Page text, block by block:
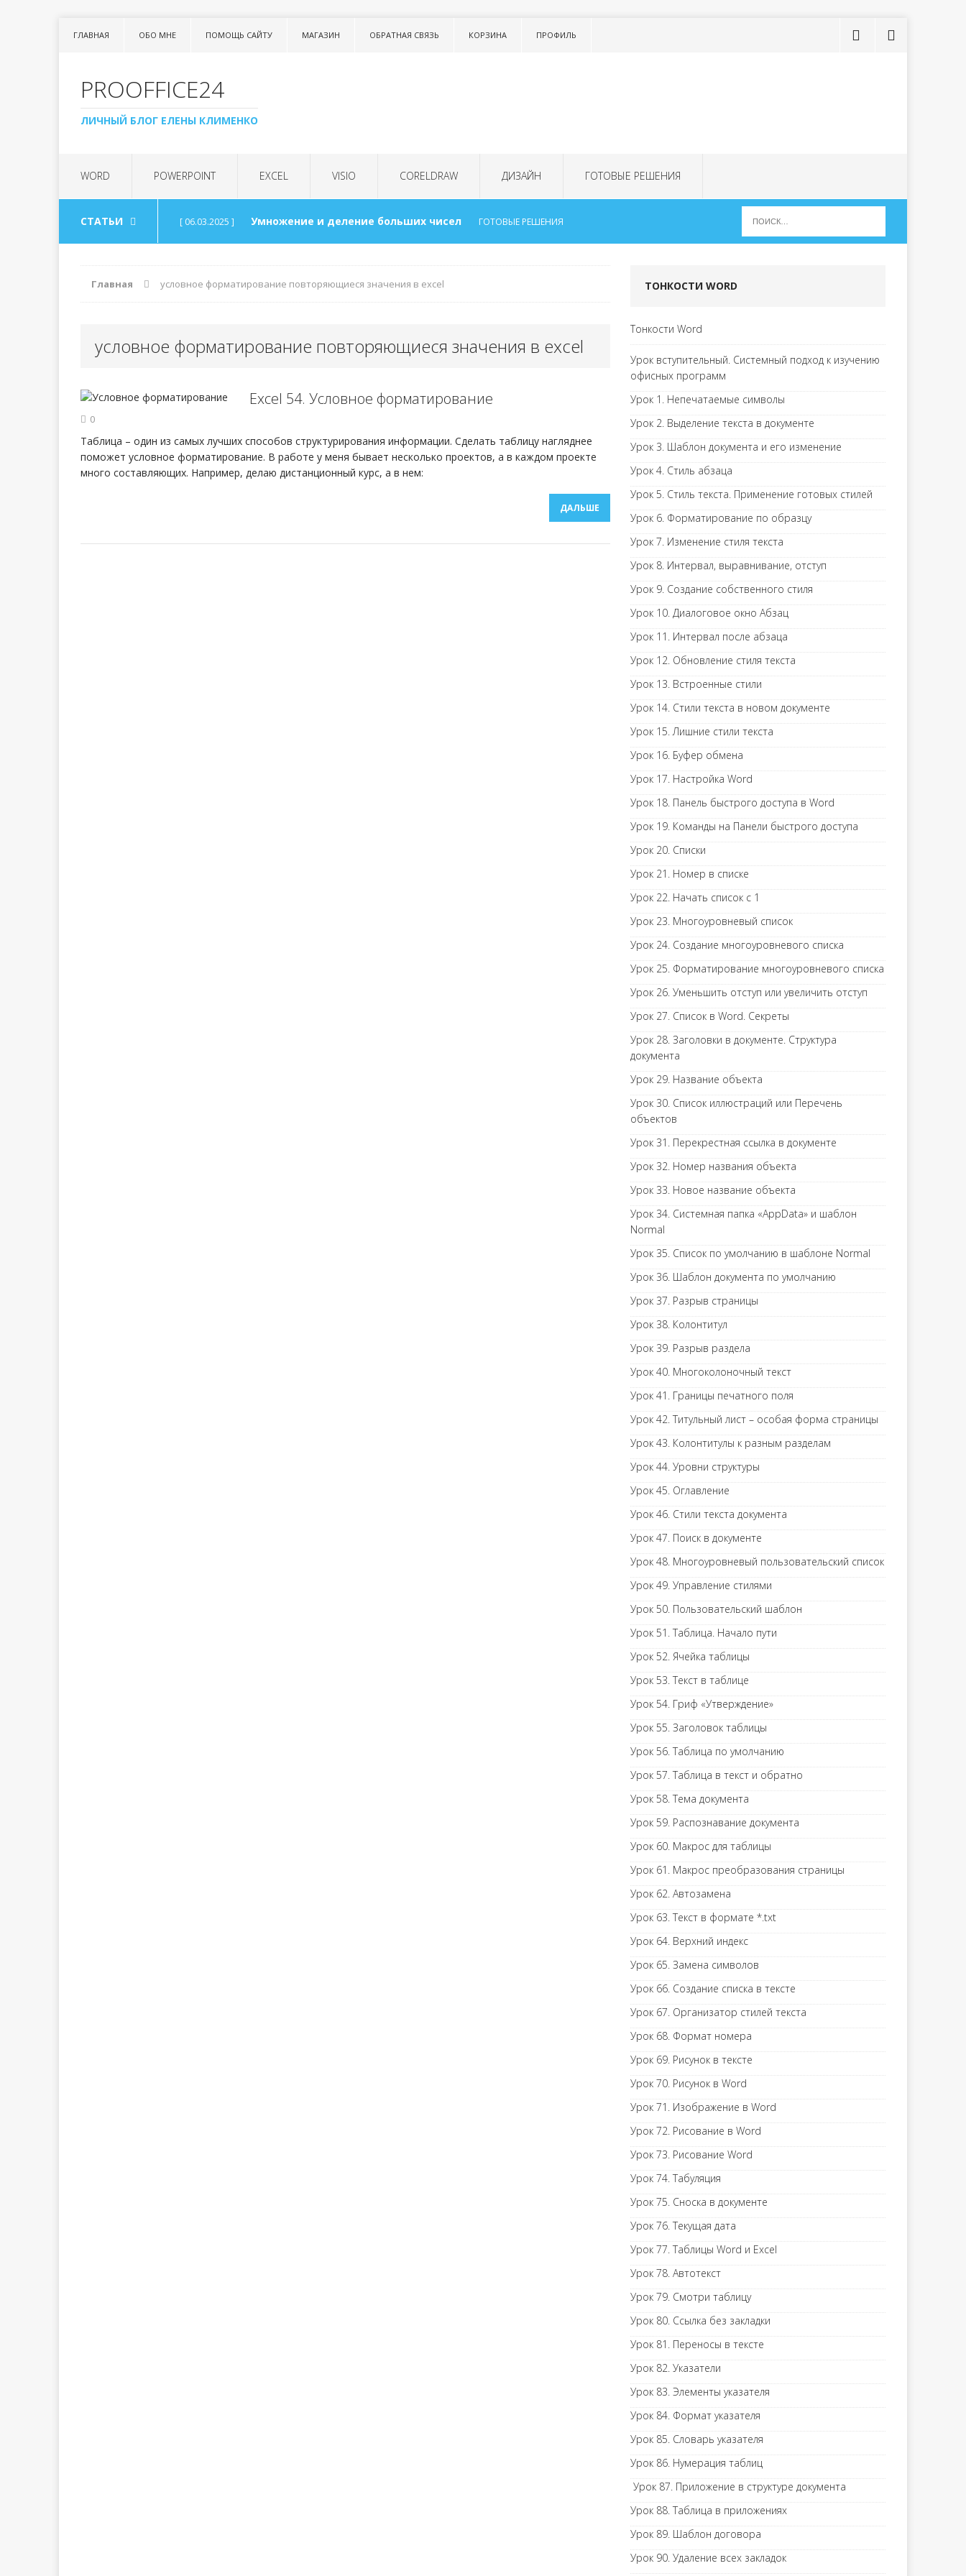
ГЛАВНАЯ ОБО МНЕ ПОМОЩЬ САЙТУ МАГАЗИН ОБРАТНАЯ СВЯЗЬ КОРЗИНА ПРОФИЛЬ
PROOFFICE24
ЛИЧНЫЙ БЛОГ ЕЛЕНЫ КЛИМЕНКО
WORD POWERPOINT EXCEL VISIO CORELDRAW ДИЗАЙН ГОТОВЫЕ РЕШЕНИЯ
СТАТЬИ [ 06.03.2025 ] Умножение и деление больших чисел ГОТОВЫЕ РЕШЕНИЯ
[ 06.03.2025 ] Урок 99. Список в тексте LISTNUM ТОНКОСТИ WORD
[ 13.05.2024 ] Урок 98. Сборный документ ТОНКОСТИ WORD
[ 03.03.2024 ] Урок 97. Выравнивание оглавления ТОНКОСТИ WORD
Главная условное форматирование повторяющиеся значения в excel
условное форматирование повторяющиеся значения в excel
Excel 54. Условное форматирование
0
Таблица – один из самых лучших способов структурирования информации. Сделать таблицу нагляднее
поможет условное форматирование. В работе у меня бывает несколько проектов, а в каждом проекте
много составляющих. Например, делаю дистанционный курс, а в нем:
ДАЛЬШЕ
ТОНКОСТИ WORD
Тонкости Word
Урок вступительный. Системный подход к изучению
офисных программ
Урок 1. Непечатаемые символы
Урок 2. Выделение текста в документе
Урок 3. Шаблон документа и его изменение
Урок 4. Стиль абзаца
Урок 5. Стиль текста. Применение готовых стилей
Урок 6. Форматирование по образцу
Урок 7. Изменение стиля текста
Урок 8. Интервал, выравнивание, отступ
Урок 9. Создание собственного стиля
Урок 10. Диалоговое окно Абзац
Урок 11. Интервал после абзаца
Урок 12. Обновление стиля текста
Урок 13. Встроенные стили
Урок 14. Стили текста в новом документе
Урок 15. Лишние стили текста
Урок 16. Буфер обмена
Урок 17. Настройка Word
Урок 18. Панель быстрого доступа в Word
Урок 19. Команды на Панели быстрого доступа
Урок 20. Списки
Урок 21. Номер в списке
Урок 22. Начать список с 1
Урок 23. Многоуровневый список
Урок 24. Создание многоуровневого списка
Урок 25. Форматирование многоуровневого списка
Урок 26. Уменьшить отступ или увеличить отступ
Урок 27. Список в Word. Секреты
Урок 28. Заголовки в документе. Структура
документа
Урок 29. Название объекта
Урок 30. Список иллюстраций или Перечень
объектов
Урок 31. Перекрестная ссылка в документе
Урок 32. Номер названия объекта
Урок 33. Новое название объекта
Урок 34. Системная папка «AppData» и шаблон
Normal
Урок 35. Список по умолчанию в шаблоне Normal
Урок 36. Шаблон документа по умолчанию
Урок 37. Разрыв страницы
Урок 38. Колонтитул
Урок 39. Разрыв раздела
Урок 40. Многоколоночный текст
Урок 41. Границы печатного поля
Урок 42. Титульный лист – особая форма страницы
Урок 43. Колонтитулы к разным разделам
Урок 44. Уровни структуры
Урок 45. Оглавление
Урок 46. Стили текста документа
Урок 47. Поиск в документе
Урок 48. Многоуровневый пользовательский список
Урок 49. Управление стилями
Урок 50. Пользовательский шаблон
Урок 51. Таблица. Начало пути
Урок 52. Ячейка таблицы
Урок 53. Текст в таблице
Урок 54. Гриф «Утверждение»
Урок 55. Заголовок таблицы
Урок 56. Таблица по умолчанию
Урок 57. Таблица в текст и обратно
Урок 58. Тема документа
Урок 59. Распознавание документа
Урок 60. Макрос для таблицы
Урок 61. Макрос преобразования страницы
Урок 62. Автозамена
Урок 63. Текст в формате *.txt
Урок 64. Верхний индекс
Урок 65. Замена символов
Урок 66. Создание списка в тексте
Урок 67. Организатор стилей текста
Урок 68. Формат номера
Урок 69. Рисунок в тексте
Урок 70. Рисунок в Word
Урок 71. Изображение в Word
Урок 72. Рисование в Word
Урок 73. Рисование Word
Урок 74. Табуляция
Урок 75. Сноска в документе
Урок 76. Текущая дата
Урок 77. Таблицы Word и Excel
Урок 78. Автотекст
Урок 79. Смотри таблицу
Урок 80. Ссылка без закладки
Урок 81. Переносы в тексте
Урок 82. Указатели
Урок 83. Элементы указателя
Урок 84. Формат указателя
Урок 85. Словарь указателя
Урок 86. Нумерация таблиц
Урок 87. Приложение в структуре документа
Урок 88. Таблица в приложениях
Урок 89. Шаблон договора
Урок 90. Удаление всех закладок